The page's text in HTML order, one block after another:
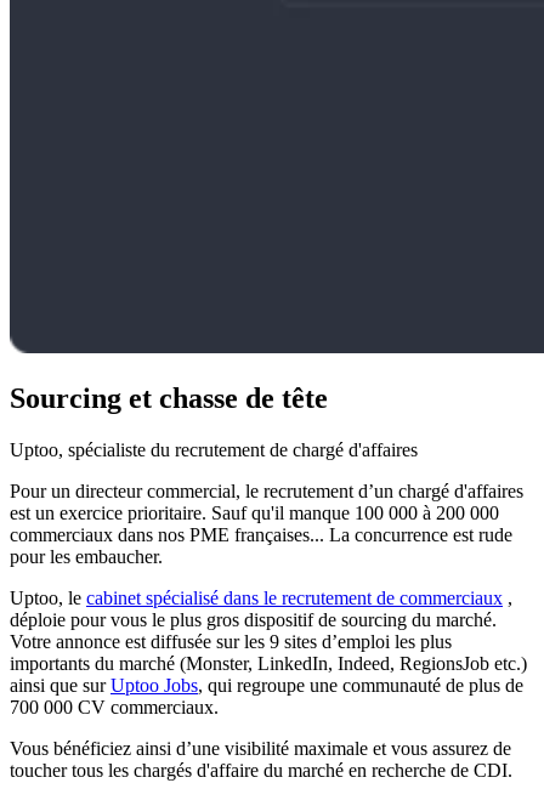
Sourcing et chasse de tête
Uptoo, spécialiste du recrutement de chargé d'affaires
Pour un directeur commercial, le recrutement d’un chargé d'affaires
est un exercice prioritaire. Sauf qu'il manque 100 000 à 200 000
commerciaux dans nos PME françaises... La concurrence est rude
pour les embaucher.
Uptoo, le cabinet spécialisé dans le recrutement de commerciaux ,
déploie pour vous le plus gros dispositif de sourcing du marché.
Votre annonce est diffusée sur les 9 sites d’emploi les plus
importants du marché (Monster, LinkedIn, Indeed, RegionsJob etc.)
ainsi que surUptoo Jobs, qui regroupe une communauté de plus de
700 000 CV commerciaux.
Vous bénéficiez ainsi d’une visibilité maximale et vous assurez de
toucher tous les chargés d'affaire du marché en recherche de CDI.